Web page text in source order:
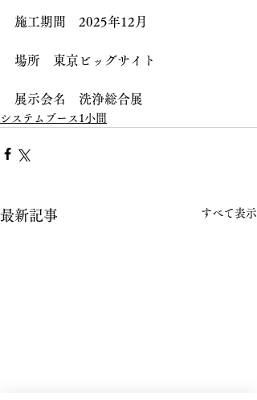
施工期間　2025年12月
場所　東京ビッグサイト
展示会名　洗浄総合展
システムブース1小間
最新記事 すべて表示